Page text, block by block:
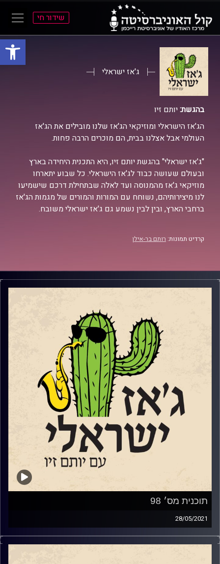
פתח
שידור חי
ג'אז ישראלי
בהגשת:יותם זיו
הג'אז הישראלי ומוזיקאי הג'אז שלנו מובילים את הג'אז
העולמי אבל אצלנו בבית, הם מוכרים הרבה פחות.
"ג'אז ישראלי" בהגשת יותם זיו, היא התכנית היחידה בארץ
ובעולם שעושה כבוד לג'אז הישראלי. כל שבוע יתארחו
מוזיקאי ג'אז מהמנוסה ועד לאלה שבתחילת דרכם שישמיעו
לנו מיצירותיהם, נשוחח עם המורות והמורים של מגמות הג'אז
ברחבי הארץ, ובין לבין נשמע גם ג'אז ישראלי משובח.
קרדיט תמונות: רותם בר-אילן
תוכנית מס׳ 98
28/05/2021
השבוע לקראתאלבום הבכורה שלו שיצא ממש